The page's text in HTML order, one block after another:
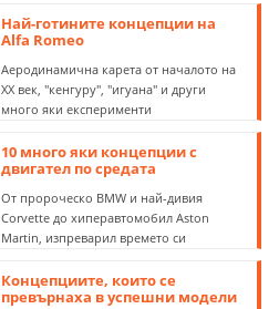
Най-готините концепции на
Alfa Romeo
Аеродинамична карета от началото на
ХХ век, "кенгуру", "игуана" и други
много яки експерименти
10 много яки концепции с
двигател по средата
От пророческо BMW и най-дивия
Corvette до хиперавтомобил Aston
Martin, изпреварил времето си
Концепциите, които се
превърнаха в успешни модели